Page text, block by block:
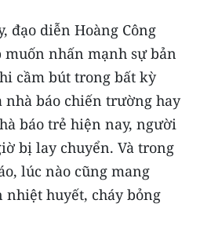
đạo diễn Hoàng Công
muốn nhấn mạnh sự bản
cầm bút trong bất kỳ
nhà báo chiến trường hay
báo trẻ hiện nay, người
bị lay chuyển. Và trong
lúc nào cũng mang
huyết, cháy bỏng